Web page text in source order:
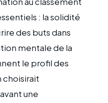
: la solidité
des buts dans
mentale de la
le profil des
choisirait
une